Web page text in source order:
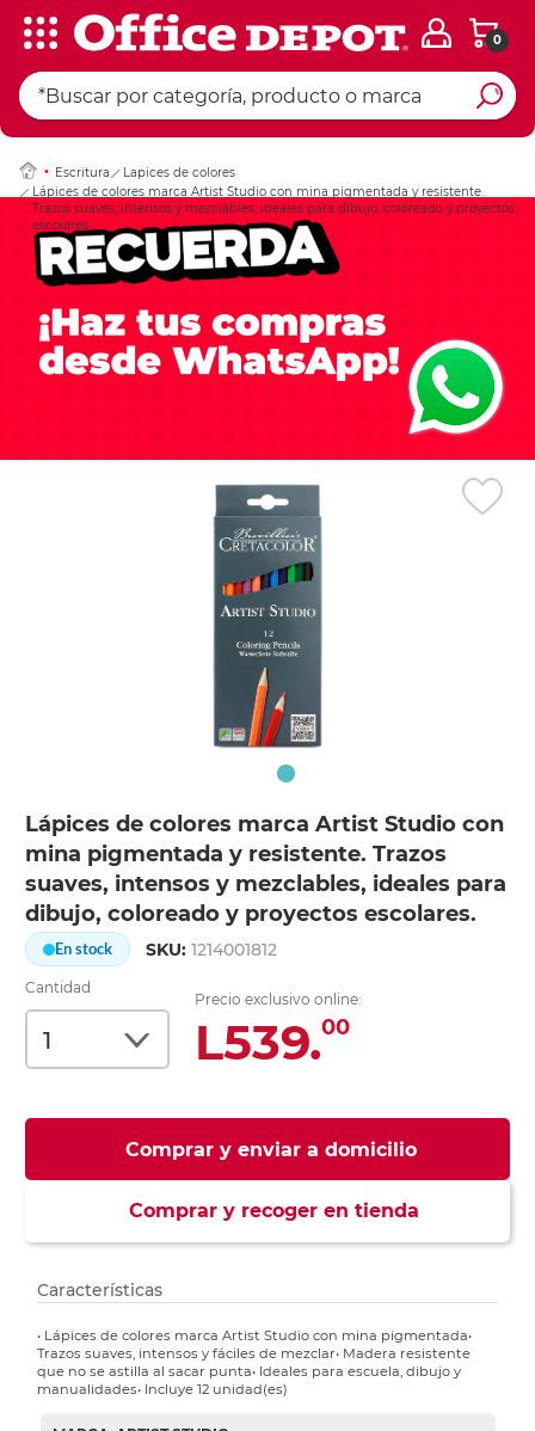
0
Escritura
Lapices de colores
Lápices de colores marca Artist Studio con mina pigmentada y resistente.
Trazos suaves, intensos y mezclables, ideales para dibujo, coloreado y proyectos
escolares.
Lápices de colores marca Artist Studio con
mina pigmentada y resistente. Trazos
suaves, intensos y mezclables, ideales para
dibujo, coloreado y proyectos escolares.
En stock SKU:1214001812
Cantidad
Precio exclusivo online:
L539.00
Comprar y enviar a domicilio
Comprar y recoger en tienda
Ingresar Codigo
Características
• Lápices de colores marca Artist Studio con mina pigmentada•
Trazos suaves, intensos y fáciles de mezclar• Madera resistente
que no se astilla al sacar punta• Ideales para escuela, dibujo y
manualidades• Incluye 12 unidad(es)